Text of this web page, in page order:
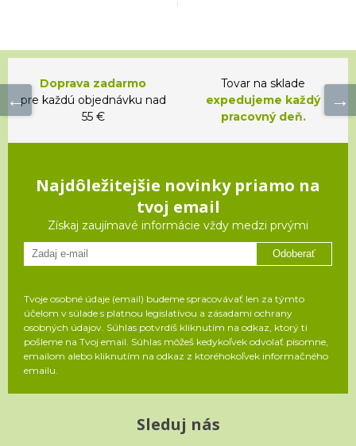
Doprava zadarmo
pre každú objednávku nad
55 €
Tovar na sklade
expedujeme každý
pracovný deň.
Najdôležitejšie novinky priamo na
tvoj email
Získaj zaujímavé informácie vždy medzi prvými
Odoberať
Tvoje osobné údaje (email) budeme spracovávať len za týmto
účelom v súlade s platnou legislatívou a zásadami ochrany
osobných údajov. Súhlas potvrdíš kliknutím na odkaz, ktorý ti
pošleme na Tvoj email. Súhlas môžeš kedykoľvek odvolať písomne,
emailom alebo kliknutím na odkaz z ktoréhokoľvek informačného
emailu.
Sleduj nás